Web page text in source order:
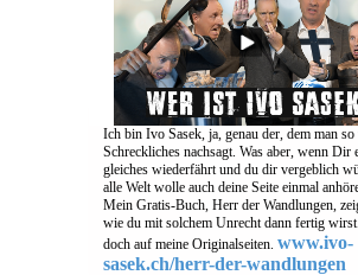
Ich bin Ivo Sasek, ja, genau der, dem man so
Schreckliches nachsagt. Was aber, wenn Dir
gleiches wiederfährt und du dir vergeblich
alle Welt wolle auch deine Seite einmal
Mein Gratis-Buch, Herr der Wandlungen,
wie du mit solchem Unrecht dann fertig
doch auf meine Originalseiten. www.ivo-
sasek.ch/herr-der-wandlungen